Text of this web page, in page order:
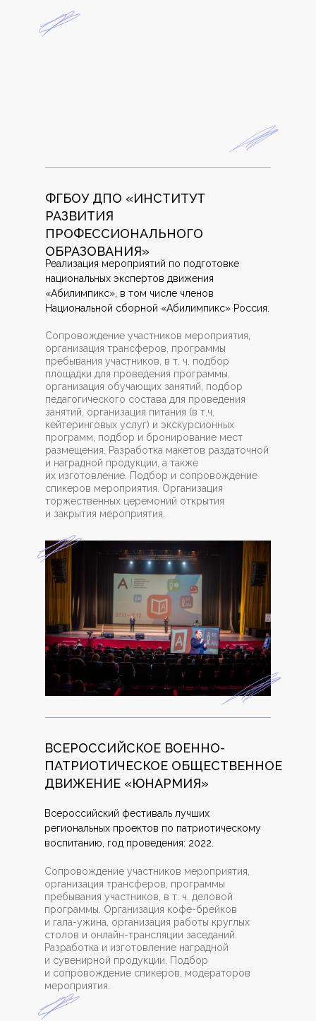
ФГБОУ ДПО «ИНСТИТУТ
РАЗВИТИЯ
ПРОФЕССИОНАЛЬНОГО
ОБРАЗОВАНИЯ»
Реализация мероприятий по подготовке
национальных экспертов движения
«Абилимпикс», в том числе членов
Национальной сборной «Абилимпикс» Россия.
Сопровождение участников мероприятия,
организация трансферов, программы
пребывания участников, в т. ч. подбор
площадки для проведения программы,
организация обучающих занятий, подбор
педагогического состава для проведения
занятий, организация питания (в т.ч.
кейтеринговых услуг) и экскурсионных
программ, подбор и бронирование мест
размещения. Разработка макетов раздаточной
и наградной продукции, а также
их изготовление. Подбор и сопровождение
спикеров мероприятия. Организация
торжественных церемоний открытия
и закрытия мероприятия.
ВСЕРОССИЙСКОЕ ВОЕННО-
ПАТРИОТИЧЕСКОЕ ОБЩЕСТВЕННОЕ
ДВИЖЕНИЕ «ЮНАРМИЯ»
Всероссийский фестиваль лучших
региональных проектов по патриотическому
воспитанию, год проведения: 2022.
Сопровождение участников мероприятия,
организация трансферов, программы
пребывания участников, в т. ч. деловой
программы. Организация кофе-брейков
и гала-ужина, организация работы круглых
столов и онлайн-трансляции заседаний.
Разработка и изготовление наградной
и сувенирной продукции. Подбор
и сопровождение спикеров, модераторов
мероприятия.